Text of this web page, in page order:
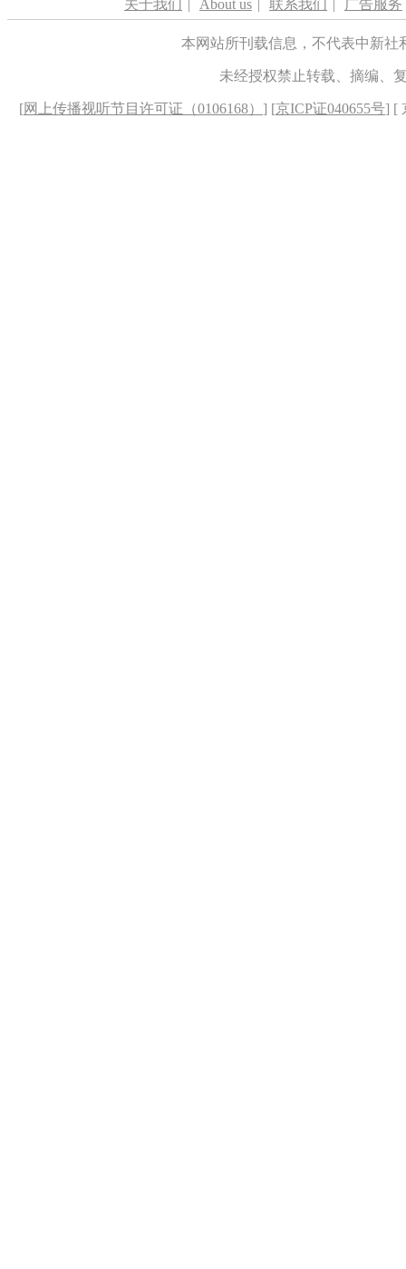
关于我们 About us 联系我们 广告服务
本网站所刊载信息，不代表中新
未经授权禁止转载、摘编、
[网上传播视听节目许可证（0106168） ] [京ICP证040655号] [